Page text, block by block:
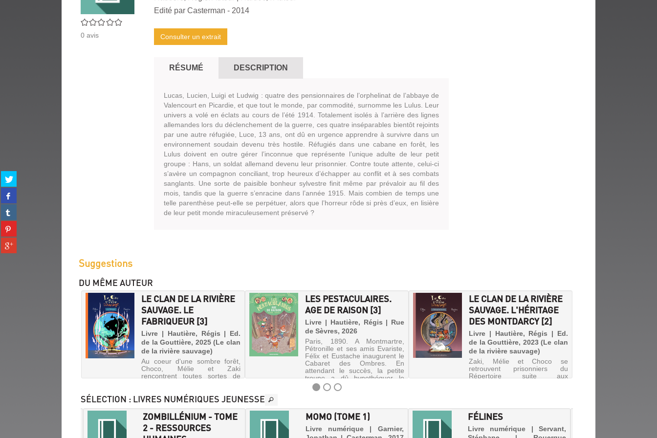
Partager
sur
twitter
(Nouvelle
fenêtre)
Partager
sur
facebook
(Nouvelle
fenêtre)
Partager
sur
tumblr
(Nouvelle
fenêtre)
Partager
sur
pinterest
(Nouvelle
Partager
sur
0/5
0 avis
Edité par Casterman - 2014
Consulter un extrait
RÉSUMÉ DESCRIPTION
Lucas, Lucien, Luigi et Ludwig : quatre des pensionnaires de l’orphelinat de l’abbaye de
Valencourt en Picardie, et que tout le monde, par commodité, surnomme les Lulus. Leur
univers a volé en éclats au cours de l’été 1914. Totalement isolés à l’arrière des lignes
allemandes lors du déclenchement de la guerre, ces quatre inséparables bientôt rejoints
par une autre réfugiée, Luce, 13 ans, ont dû en urgence apprendre à survivre dans un
environnement soudain devenu très hostile. Réfugiés dans une cabane en forêt, les
Lulus doivent en outre gérer l’inconnue que représente l’unique adulte de leur petit
groupe : Hans, un soldat allemand devenu leur prisonnier. Contre toute attente, celui-ci
s’avère un compagnon conciliant, trop heureux d’échapper au conflit et à ses combats
sanglants. Une sorte de paisible bonheur sylvestre finit même par prévaloir au fil des
mois, tandis que la guerre s’enracine dans l’année 1915. Mais combien de temps une
telle parenthèse peut-elle se perpétuer, alors que l’horreur rôde si près d’eux, en lisière
de leur petit monde miraculeusement préservé ?
Suggestions
DU MÊME AUTEUR
LES PESTACULAIRES.
AGE DE RAISON [3]
Livre | Hautière, Régis | Rue
de Sèvres, 2026
Paris, 1890. A Montmartre,
Pétronille et ses amis Evariste,
Félix et Eustache inaugurent le
Cabaret des Ombres. En
attendant le succès, la petite
troupe a dû hypothéquer le
bâtiment, qui attire les
convoitises des promoteurs
LE CLAN DE LA RIVIÈRE
SAUVAGE. L'HÉRITAGE
DES MONTDARCY [2]
Livre | Hautière, Régis | Ed.
de la Gouttière, 2023 (Le clan
de la rivière sauvage)
Zaki, Mélie et Choco se
retrouvent prisonniers du
Répertoire suite aux
amenés, avec le soutien de
Jeannette, à déj...
LE CLAN DE LA RIVIÈRE
SAUVAGE. LE
FABRIQUEUR [3]
Livre | Hautière, Régis | Ed.
de la Gouttière, 2025 (Le clan
de la rivière sauvage)
Au coeur d'une sombre forêt,
Choco, Mélie et Zaki
rencontrent toutes sortes de
petite fille fabriquée et adoptée
par Orfanik, un savant fou qui
rêve de créer le monstre
parfa...
SÉLECTION : LIVRES NUMÉRIQUES JEUNESSE
MOMO (TOME 1)
Livre numérique | Garnier,
FÉLINES
Livre numérique | Servant,
ZOMBILLÉNIUM - TOME
2 - RESSOURCES